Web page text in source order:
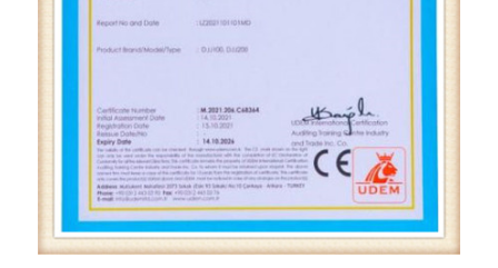
ቤት
ማረጋገጫ